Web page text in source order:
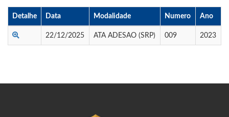
Detalhe Data Modalidade Numero Ano
22/12/2025 ATA ADESAO (SRP) 009 2023